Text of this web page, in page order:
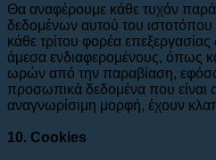
Θα αναφέρουμε κάθε τυχόν
δεδομένων αυτού του
κάθε τρίτου φορέα
άμεσα ενδιαφερομένους, όπως
ωρών από την παραβίαση,
προσωπικά δεδομένα που είναι
αναγνωρίσιμη μορφή, έχουν
10. Cookies